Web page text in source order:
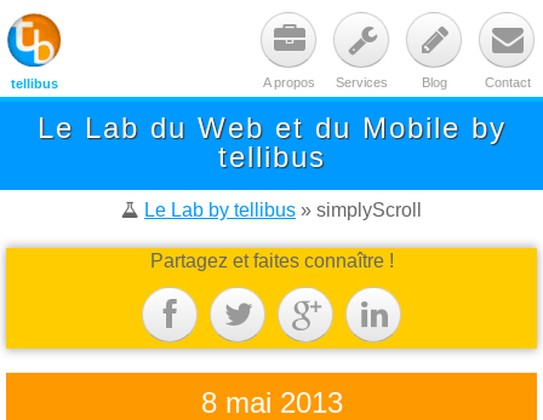
tellibus

Contact

Blog

Services

A propos
Le Lab du Web et du Mobile by
tellibus
 Le Lab by tellibus » simplyScroll
Partagez et faites connaître !
   
8 mai 2013